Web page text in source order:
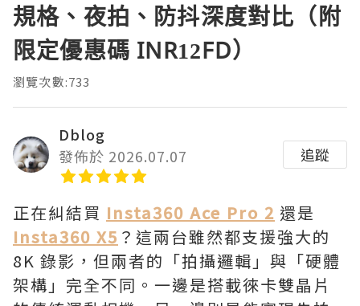
規格、夜拍、防抖深度對比（附
限定優惠碼 INR12FD）
瀏覽次數:733
Dblog
發佈於 2026.07.07
追蹤
正在糾結買 Insta360 Ace Pro 2 還是
Insta360 X5 ？這兩台雖然都支援強大的
8K 錄影，但兩者的「拍攝邏輯」與「硬體
架構」完全不同。一邊是搭載徠卡雙晶片